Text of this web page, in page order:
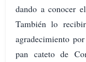
dando a conocer
También lo
agradecimiento
pan cateto de